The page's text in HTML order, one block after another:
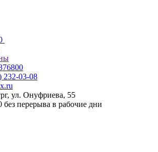
232-03-08
ул. Онуфриева, 55
без перерыва в рабочие дни